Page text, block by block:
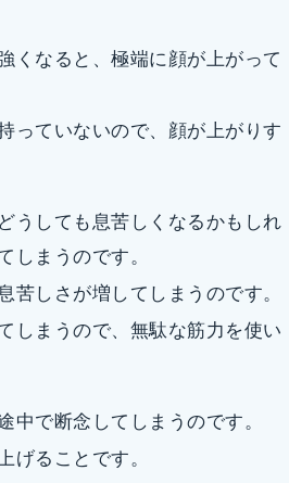
くなると、極端に顔が上がって
っていないので、顔が上がりす
うしても息苦しくなるかもしれ
しまうのです。
苦しさが増してしまうのです。
しまうので、無駄な筋力を使い
中で断念してしまうのです。
げることです。